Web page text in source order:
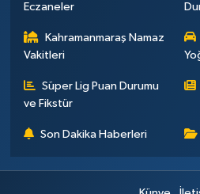
Eczaneler
Kahramanmaraş Namaz
Vakitleri
Süper Lig Puan Durumu
ve Fikstür
Son Dakika Haberleri